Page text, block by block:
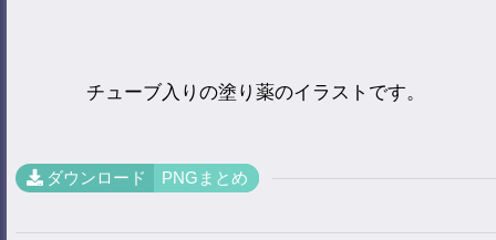
チューブ入りの塗り薬のイラストです。
ダウンロード PNGまとめ